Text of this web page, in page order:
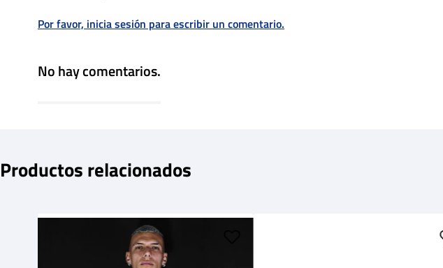
Por favor, inicia sesión para escribir un comentario.
No hay comentarios.
Productos relacionados